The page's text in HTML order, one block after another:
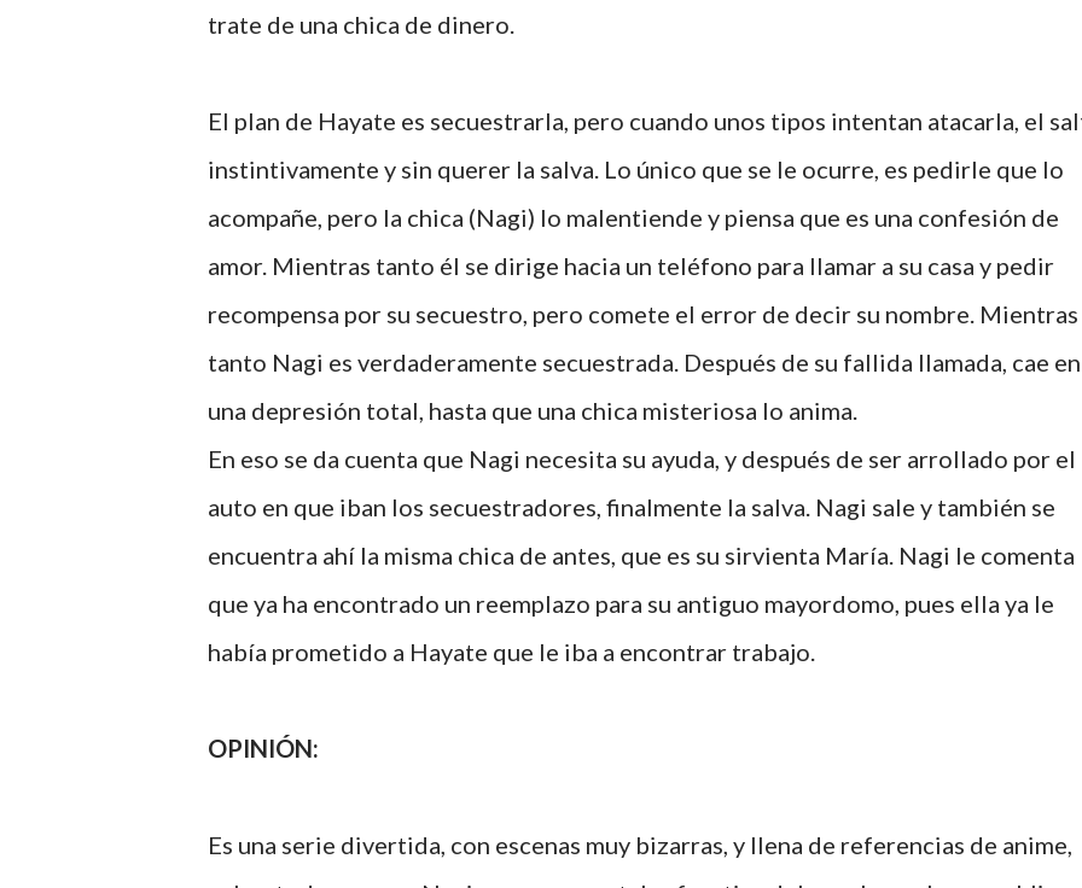
trate de una chica de dinero.
El plan de Hayate es secuestrarla, pero cuando unos tipos intentan atacarla, el
instintivamente y sin querer la salva. Lo único que se le ocurre, es pedirle que lo
acompañe, pero la chica (Nagi) lo malentiende y piensa que es una confesión de
amor. Mientras tanto él se dirige hacia un teléfono para llamar a su casa y pedir
recompensa por su secuestro, pero comete el error de decir su nombre. Mientras
tanto Nagi es verdaderamente secuestrada. Después de su fallida llamada, cae en
una depresión total, hasta que una chica misteriosa lo anima.
En eso se da cuenta que Nagi necesita su ayuda, y después de ser arrollado por el
auto en que iban los secuestradores, finalmente la salva. Nagi sale y también se
encuentra ahí la misma chica de antes, que es su sirvienta María. Nagi le comenta
que ya ha encontrado un reemplazo para su antiguo mayordomo, pues ella ya le
había prometido a Hayate que le iba a encontrar trabajo.
OPINIÓN:
Es una serie divertida, con escenas muy bizarras, y llena de referencias de anime,